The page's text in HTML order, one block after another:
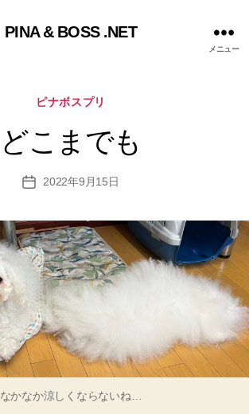
PINA & BOSS .NET
メニュー
カ
ゴ
リ
ピナボスプリ
どこまでも
投
2022年9月15日
なかなか涼しくならないね…